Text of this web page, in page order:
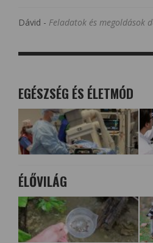
Dávid - Feladatok és megoldások
EGÉSZSÉG ÉS ÉLETMÓD
ÉLŐVILÁG